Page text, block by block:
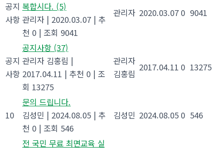
공지
사항
복합시다. (5)
관리자 | 2020.03.07 | 추
천 0 | 조회 9041
관리자 2020.03.07 0 9041
공지
사항
공지사항 (37)
관리자 김홍림 |
2017.04.11 | 추천 0 | 조
회 13275
관리자
김홍림
2017.04.11 0 13275
10
문의 드립니다.
김성민 | 2024.08.05 | 추
천 0 | 조회 546
김성민 2024.08.05 0 546
전 국민 무료 최면교육 실